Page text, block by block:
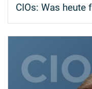
CIOs: Was